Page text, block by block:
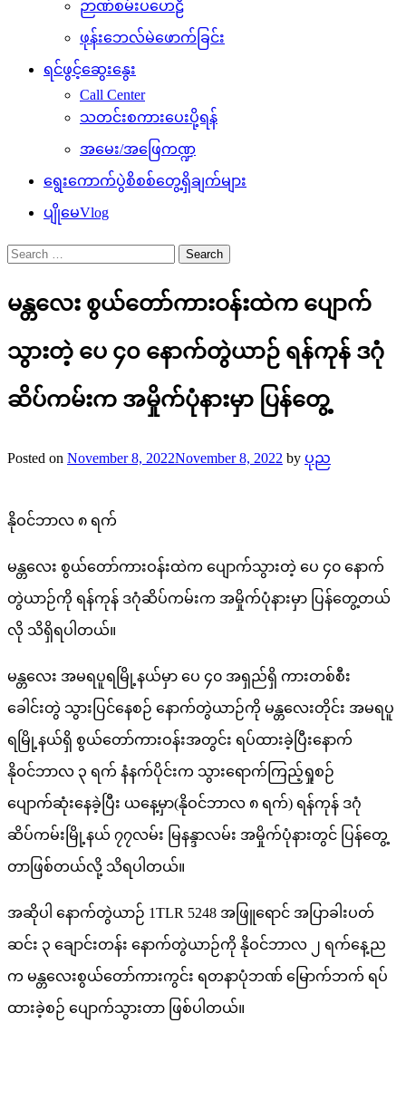
ဉာဏ်စမ်းပဟေဠိ
ဖုန်းဘေလ်မဲဖောက်ခြင်း
ရင်ဖွင့်ဆွေးနွေး
Call Center
သတင်းစကားပေးပို့ရန်
အမေး/အဖြေကဏ္ဍ
ရွေးကောက်ပွဲစိစစ်တွေ့ရှိချက်များ
ပျိုမေVlog
Search
for:
မန္တလေး စွယ်တော်ကားဝန်းထဲက ပျောက်
သွားတဲ့ ပေ ၄၀ နောက်တွဲယာဉ် ရန်ကုန် ဒဂုံ
ဆိပ်ကမ်းက အမှိုက်ပုံနားမှာ ပြန်တွေ့
Posted on November 8, 2022November 8, 2022 by ပုည
နိုဝင်ဘာလ ၈ ရက်
မန္တလေး စွယ်တော်ကားဝန်းထဲက ပျောက်သွားတဲ့ ပေ ၄၀ နောက်
တွဲယာဉ်ကို ရန်ကုန် ဒဂုံဆိပ်ကမ်းက အမှိုက်ပုံနားမှာ ပြန်တွေ့တယ်
လို သိရှိရပါတယ်။
မန္တလေး အမရပူရမြို့နယ်မှာ ပေ ၄၀ အရှည်ရှိ ကားတစ်စီး
ခေါင်းတွဲ သွားပြင်နေစဉ် နောက်တွဲယာဉ်ကို မန္တလေးတိုင်း အမရပူ
ရမြို့နယ်ရှိ စွယ်တော်ကားဝန်းအတွင်း ရပ်ထားခဲ့ပြီးနောက်
နိုဝင်ဘာလ ၃ ရက် နံနက်ပိုင်းက သွားရောက်ကြည့်ရှုစဉ်
ပျောက်ဆုံးနေခဲ့ပြီး ယနေ့မှာ(နိုဝင်ဘာလ ၈ ရက်) ရန်ကုန် ဒဂုံ
ဆိပ်ကမ်းမြို့နယ် ၇၇လမ်း မြနန္ဒာလမ်း အမှိုက်ပုံနားတွင် ပြန်တွေ့
တာဖြစ်တယ်လို့ သိရပါတယ်။
အဆိုပါ နောက်တွဲယာဉ် 1TLR 5248 အဖြူရောင် အပြာခါးပတ်
ဆင်း ၃ ချောင်းတန်း နောက်တွဲယာဉ်ကို နိုဝင်ဘာလ ၂ ရက်နေ့ည
က မန္တလေးစွယ်တော်ကားကွင်း ရတနာပုံဘဏ် မြောက်ဘက် ရပ်
ထားခဲ့စဉ် ပျောက်သွားတာ ဖြစ်ပါတယ်။